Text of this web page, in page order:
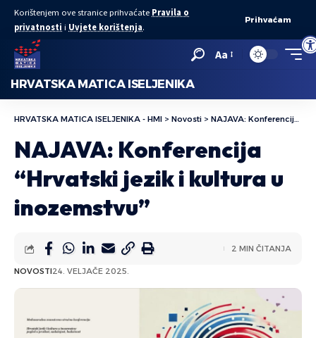
Korištenjem ove stranice prihvaćate Pravila o
privatnosti i Uvjete korištenja.
Prihvaćam
Aa
HRVATSKA MATICA ISELJENIKA
HRVATSKA MATICA ISELJENIKA - HMI > Novosti > NAJAVA: Konferencija “Hrvatski jezik i kultura u inozemstvu”
NAJAVA: Konferencija
“Hrvatski jezik i kultura u
inozemstvu”
NOVOSTI24. VELJAČE 2025.
2 MIN ČITANJA